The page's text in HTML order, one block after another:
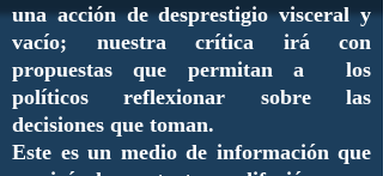
una acción de desprestigio visceral y
vacío; nuestra crítica irá con
propuestas que permitan a los
políticos reflexionar sobre las
decisiones que toman.
Este es un medio de información que